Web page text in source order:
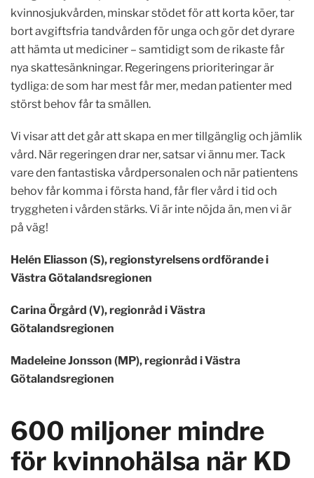
kvinnosjukvården, minskar stödet för att korta köer, tar
bort avgiftsfria tandvården för unga och gör det dyrare
att hämta ut mediciner – samtidigt som de rikaste får
nya skattesänkningar. Regeringens prioriteringar är
tydliga: de som har mest får mer, medan patienter med
störst behov får ta smällen.
Vi visar att det går att skapa en mer tillgänglig och jämlik
vård. När regeringen drar ner, satsar vi ännu mer. Tack
vare den fantastiska vårdpersonalen och när patientens
behov får komma i första hand, får fler vård i tid och
tryggheten i vården stärks. Vi är inte nöjda än, men vi är
på väg!
Helén Eliasson (S), regionstyrelsens ordförande i
Västra Götalandsregionen
Carina Örgård (V), regionråd i Västra
Götalandsregionen
Madeleine Jonsson (MP), regionråd i Västra
Götalandsregionen
600 miljoner mindre
för kvinnohälsa när KD